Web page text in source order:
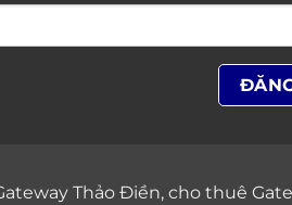
Thảo Điền, cho thuê